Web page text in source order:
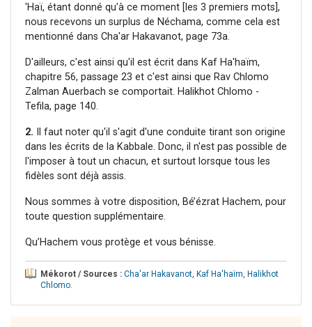
'Haï, étant donné qu'à ce moment [les 3 premiers mots],
nous recevons un surplus de Néchama, comme cela est
mentionné dans Cha'ar Hakavanot, page 73a.
D'ailleurs, c'est ainsi qu'il est écrit dans Kaf Ha'haïm,
chapitre 56, passage 23 et c'est ainsi que Rav Chlomo
Zalman Auerbach se comportait. Halikhot Chlomo -
Tefila, page 140.
2. Il faut noter qu'il s'agit d'une conduite tirant son origine
dans les écrits de la Kabbale. Donc, il n'est pas possible de
l'imposer à tout un chacun, et surtout lorsque tous les
fidèles sont déjà assis.
Nous sommes à votre disposition, Bé’ézrat Hachem, pour
toute question supplémentaire.
Qu’Hachem vous protège et vous bénisse.
Mékorot / Sources : Cha'ar Hakavanot, Kaf Ha'haïm, Halikhot
Chlomo.